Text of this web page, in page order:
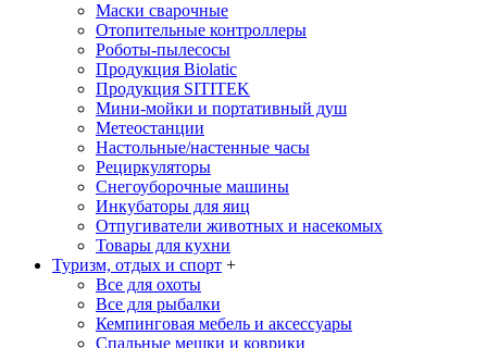
Маски сварочные
Отопительные контроллеры
Роботы-пылесосы
Продукция Biolatic
Продукция SITITEK
Мини-мойки и портативный душ
Метеостанции
Настольные/настенные часы
Рециркуляторы
Снегоуборочные машины
Инкубаторы для яиц
Отпугиватели животных и насекомых
Товары для кухни
Туризм, отдых и спорт +
Все для охоты
Все для рыбалки
Кемпинговая мебель и аксессуары
Спальные мешки и коврики